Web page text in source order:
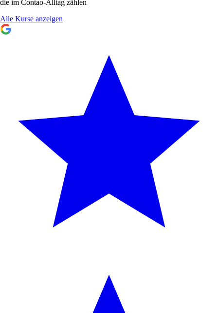
die im Contao-Alltag zählen
Alle Kurse anzeigen